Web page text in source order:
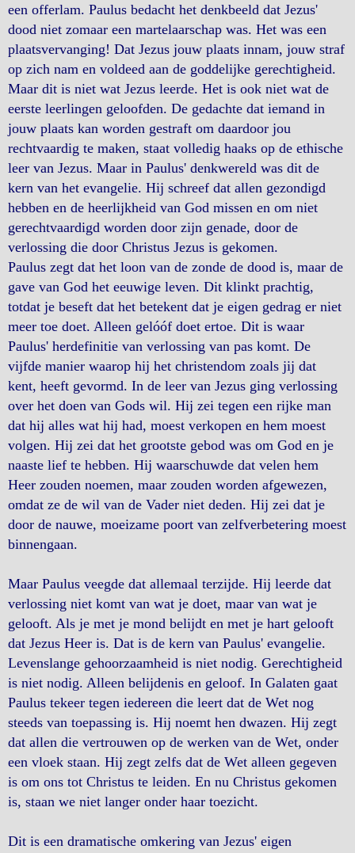
een offerlam. Paulus bedacht het denkbeeld dat Jezus'
dood niet zomaar een martelaarschap was. Het was een
plaatsvervanging! Dat Jezus jouw plaats innam, jouw straf
op zich nam en voldeed aan de goddelijke gerechtigheid.
Maar dit is niet wat Jezus leerde. Het is ook niet wat de
eerste leerlingen geloofden. De gedachte dat iemand in
jouw plaats kan worden gestraft om daardoor jou
rechtvaardig te maken, staat volledig haaks op de ethische
leer van Jezus. Maar in Paulus' denkwereld was dit de
kern van het evangelie. Hij schreef dat allen gezondigd
hebben en de heerlijkheid van God missen en om niet
gerechtvaardigd worden door zijn genade, door de
verlossing die door Christus Jezus is gekomen.
Paulus zegt dat het loon van de zonde de dood is, maar de
gave van God het eeuwige leven. Dit klinkt prachtig,
totdat je beseft dat het betekent dat je eigen gedrag er niet
meer toe doet. Alleen gelóóf doet ertoe. Dit is waar
Paulus' herdefinitie van verlossing van pas komt. De
vijfde manier waarop hij het christendom zoals jij dat
kent, heeft gevormd. In de leer van Jezus ging verlossing
over het doen van Gods wil. Hij zei tegen een rijke man
dat hij alles wat hij had, moest verkopen en hem moest
volgen. Hij zei dat het grootste gebod was om God en je
naaste lief te hebben. Hij waarschuwde dat velen hem
Heer zouden noemen, maar zouden worden afgewezen,
omdat ze de wil van de Vader niet deden. Hij zei dat je
door de nauwe, moeizame poort van zelfverbetering moest
binnengaan.
Maar Paulus veegde dat allemaal terzijde. Hij leerde dat
verlossing niet komt van wat je doet, maar van wat je
gelooft. Als je met je mond belijdt en met je hart gelooft
dat Jezus Heer is. Dat is de kern van Paulus' evangelie.
Levenslange gehoorzaamheid is niet nodig. Gerechtigheid
is niet nodig. Alleen belijdenis en geloof. In Galaten gaat
Paulus tekeer tegen iedereen die leert dat de Wet nog
steeds van toepassing is. Hij noemt hen dwazen. Hij zegt
dat allen die vertrouwen op de werken van de Wet, onder
een vloek staan. Hij zegt zelfs dat de Wet alleen gegeven
is om ons tot Christus te leiden. En nu Christus gekomen
is, staan we niet langer onder haar toezicht.
Dit is een dramatische omkering van Jezus' eigen